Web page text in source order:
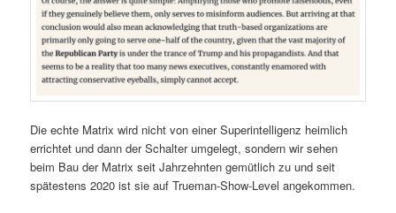
Die echte Matrix wird nicht von einer Superintelligenz heimlich
errichtet und dann der Schalter umgelegt, sondern wir sehen
beim Bau der Matrix seit Jahrzehnten gemütlich zu und seit
spätestens 2020 ist sie auf Trueman-Show-Level angekommen.